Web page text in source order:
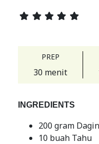
PREP
30 menit
INGREDIENTS
200 gram
10 buah Tahu